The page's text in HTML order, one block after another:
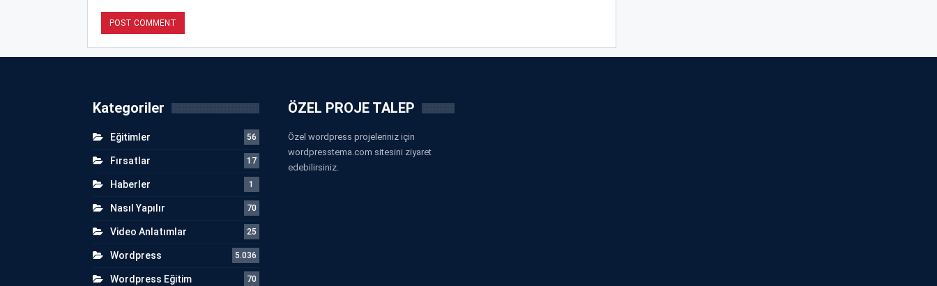
Kategoriler
Eğitimler 56
Fırsatlar 17
Haberler 1
Nasıl Yapılır 70
Video Anlatımlar 25
Wordpress 5.036
Wordpress Eğitim 70
ÖZEL PROJE TALEP
Özel wordpress projeleriniz için
wordpresstema.com sitesini ziyaret
edebilirsiniz.